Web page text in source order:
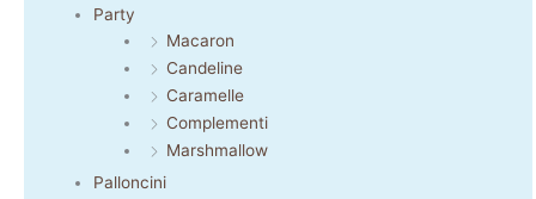
Party
Macaron
Candeline
Caramelle
Complementi
Marshmallow
Palloncini